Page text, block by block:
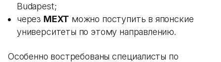
Budapest;
через MEXT можно поступить в японские
университеты по этому направлению.
Особенно востребованы специалисты по